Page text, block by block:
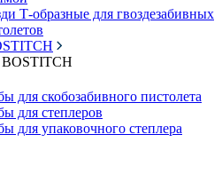
Т-образные для гвоздезабивных
для скобозабивного пистолета
для степлеров
для упаковочного степлера